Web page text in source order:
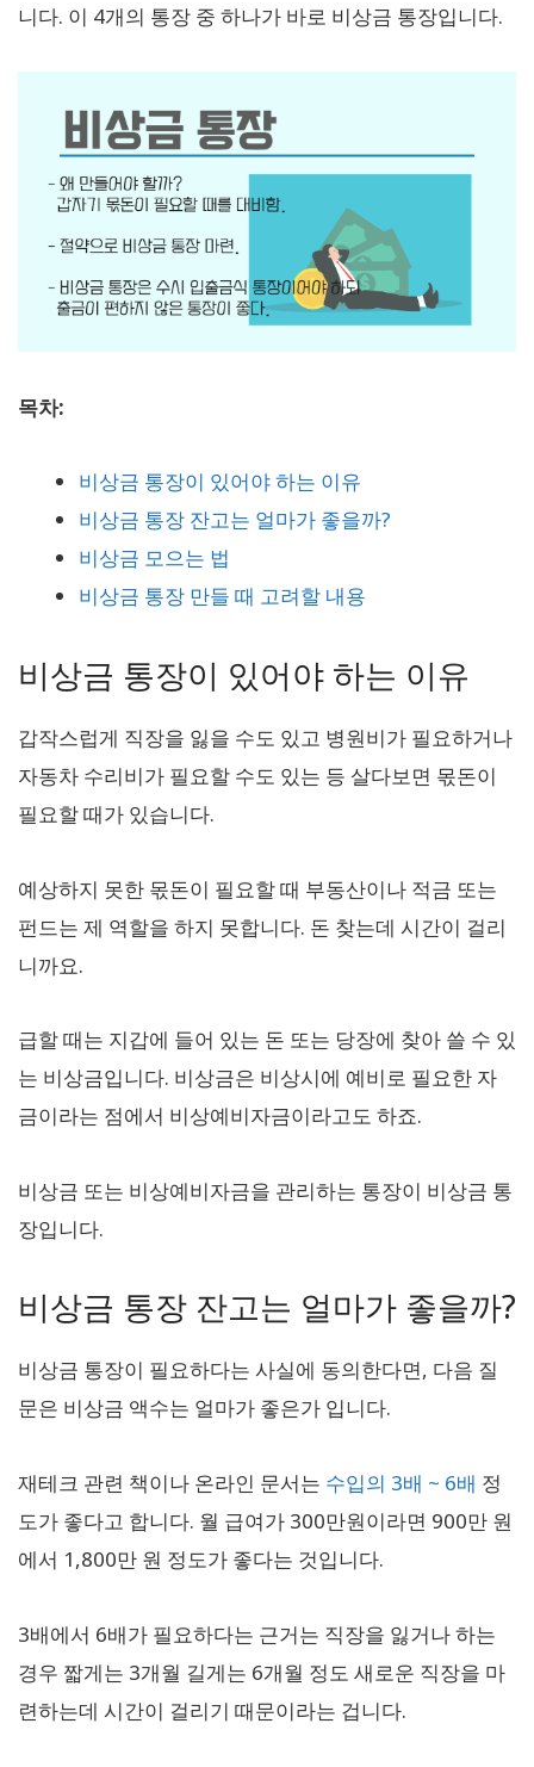
니다. 이 4개의 통장 중 하나가 바로 비상금 통장입니다.
목차:
비상금 통장이 있어야 하는 이유
비상금 통장 잔고는 얼마가 좋을까?
비상금 모으는 법
비상금 통장 만들 때 고려할 내용
비상금 통장이 있어야 하는 이유
갑작스럽게 직장을 잃을 수도 있고 병원비가 필요하거나
자동차 수리비가 필요할 수도 있는 등 살다보면 몫돈이
필요할 때가 있습니다.
예상하지 못한 몫돈이 필요할 때 부동산이나 적금 또는
펀드는 제 역할을 하지 못합니다. 돈 찾는데 시간이 걸리
니까요.
급할 때는 지갑에 들어 있는 돈 또는 당장에 찾아 쓸 수 있
는 비상금입니다. 비상금은 비상시에 예비로 필요한 자
금이라는 점에서 비상예비자금이라고도 하죠.
비상금 또는 비상예비자금을 관리하는 통장이 비상금 통
장입니다.
비상금 통장 잔고는 얼마가 좋을까?
비상금 통장이 필요하다는 사실에 동의한다면, 다음 질
문은 비상금 액수는 얼마가 좋은가 입니다.
재테크 관련 책이나 온라인 문서는 수입의 3배 ~ 6배 정
도가 좋다고 합니다. 월 급여가 300만원이라면 900만 원
에서 1,800만 원 정도가 좋다는 것입니다.
3배에서 6배가 필요하다는 근거는 직장을 잃거나 하는
경우 짧게는 3개월 길게는 6개월 정도 새로운 직장을 마
련하는데 시간이 걸리기 때문이라는 겁니다.